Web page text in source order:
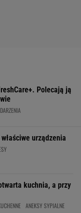
Polecają ją
urządzenia
kuchnia, a przy
ANEKSY SYPIALNE